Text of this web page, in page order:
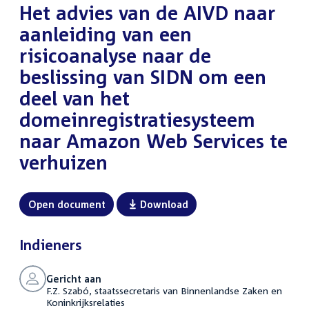
:Het advies van de AIVD naar
aanleiding van een
risicoanalyse naar de
beslissing van SIDN om een
deel van het
domeinregistratiesysteem
naar Amazon Web Services te
verhuizen
Open document Download
Indieners
Gericht aan
F.Z. Szabó, staatssecretaris van Binnenlandse Zaken en
Koninkrijksrelaties